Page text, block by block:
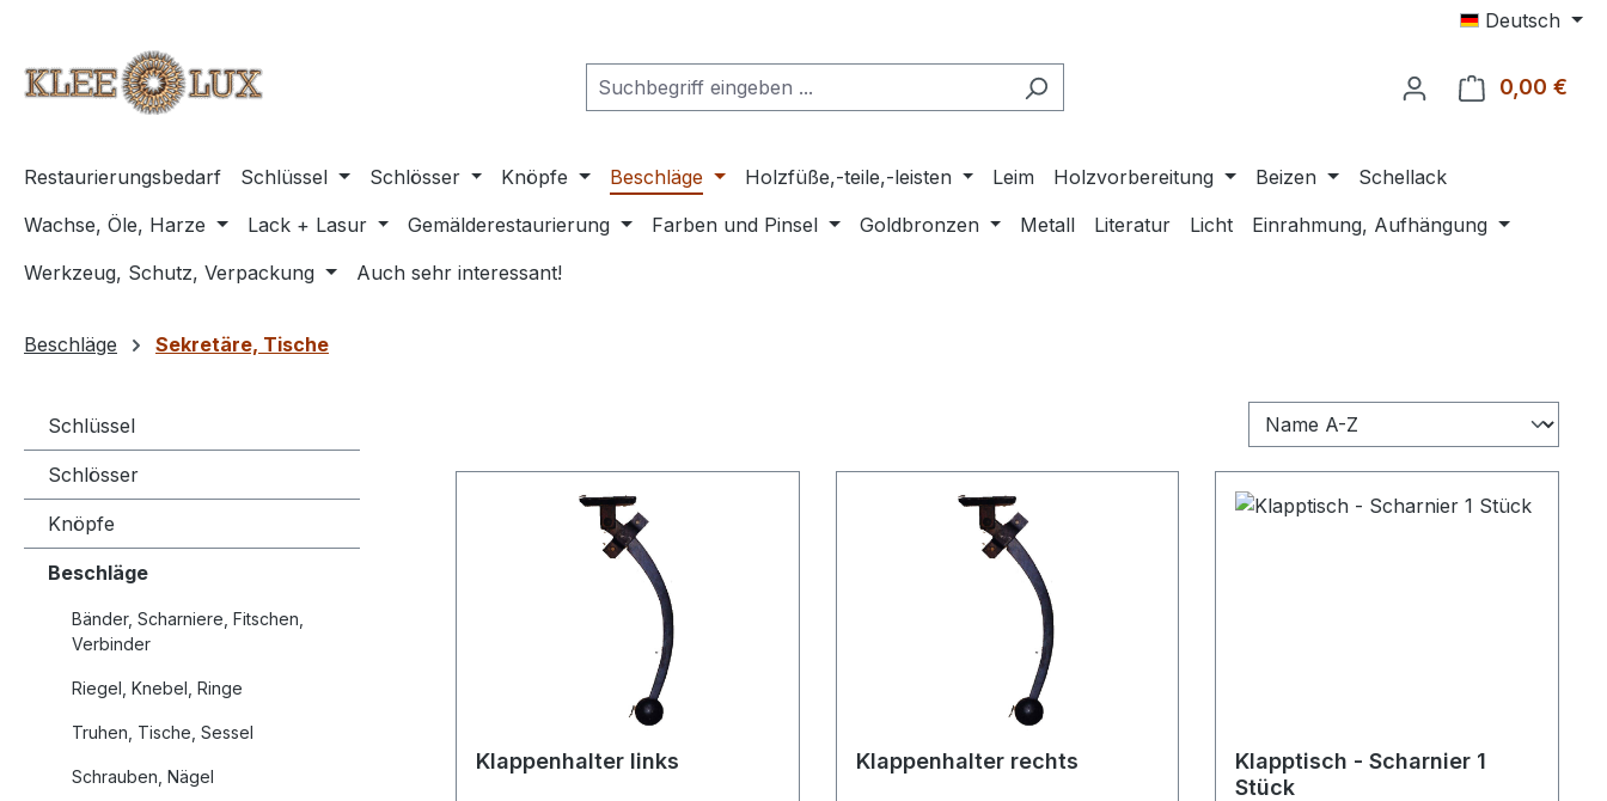
Deutsch
0,00 €
Restaurierungsbedarf Schlüssel Schlösser Knöpfe Beschläge Holzfüße,-teile,-leisten Leim Holzvorbereitung Beizen
Schellack
Wachse, Öle, Harze
Lack + Lasur Gemälderestaurierung Farben und Pinsel Goldbronzen Metall Literatur Licht
Einrahmung, Aufhängung
Werkzeug, Schutz, Verpackung
Auch sehr interessant!
Beschläge Sekretäre, Tische
Schlüssel
Schlösser
Knöpfe
Beschläge
Bänder, Scharniere, Fitschen,
Verbinder
Riegel, Knebel, Ringe
Truhen, Tische, Sessel
Schrauben, Nägel
Klappenhalter links Klappenhalter rechts
Klapptisch - Scharnier 1
Stück